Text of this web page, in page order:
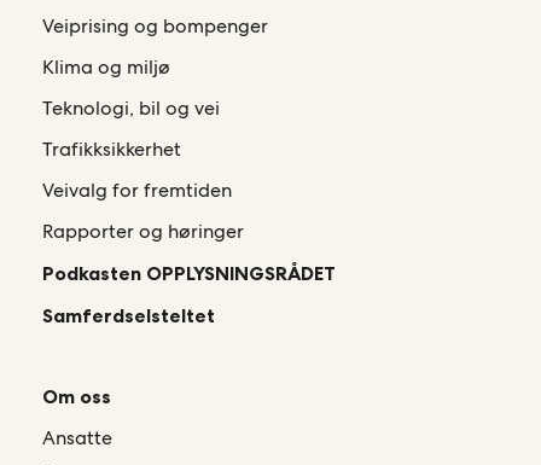
Veiprising og bompenger
Klima og miljø
Teknologi, bil og vei
Trafikksikkerhet
Veivalg for fremtiden
Rapporter og høringer
Podkasten OPPLYSNINGSRÅDET
Samferdselsteltet
Om oss
Ansatte